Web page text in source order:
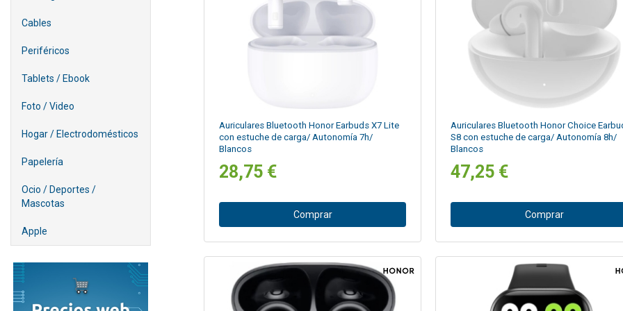
Cables
Periféricos
Tablets / Ebook
Foto / Video
Hogar / Electrodomésticos
Papelería
Ocio / Deportes /
Mascotas
Apple
Auriculares Bluetooth Honor Earbuds X7 Lite
con estuche de carga/ Autonomía 7h/
Blancos
28,75 €
Comprar
Auriculares Bluetooth Honor Choice
S8 con estuche de carga/ Autonomía 8h/
Blancos
47,25 €
Comprar